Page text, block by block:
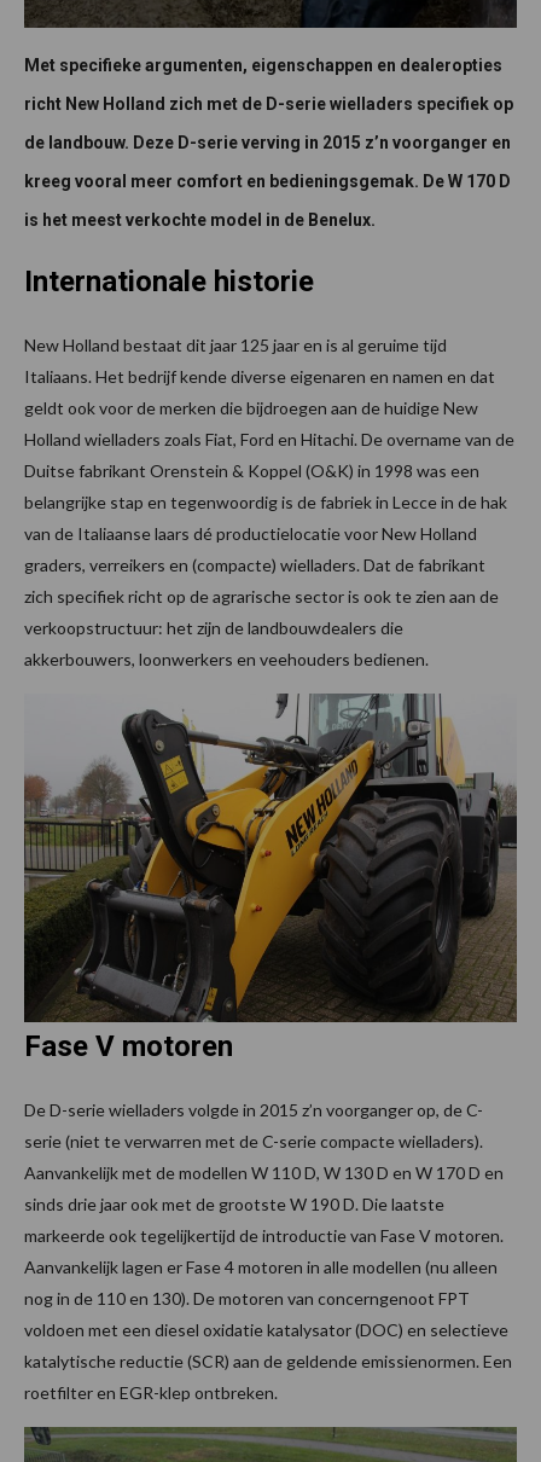
Met specifieke argumenten, eigenschappen en dealeropties
richt New Holland zich met de D-serie wielladers specifiek op
de landbouw. Deze D-serie verving in 2015 z’n voorganger en
kreeg vooral meer comfort en bedieningsgemak. De W 170 D
is het meest verkochte model in de Benelux.
Internationale historie
New Holland bestaat dit jaar 125 jaar en is al geruime tijd
Italiaans. Het bedrijf kende diverse eigenaren en namen en dat
geldt ook voor de merken die bijdroegen aan de huidige New
Holland wielladers zoals Fiat, Ford en Hitachi. De overname van de
Duitse fabrikant Orenstein & Koppel (O&K) in 1998 was een
belangrijke stap en tegenwoordig is de fabriek in Lecce in de hak
van de Italiaanse laars dé productielocatie voor New Holland
graders, verreikers en (compacte) wielladers. Dat de fabrikant
zich specifiek richt op de agrarische sector is ook te zien aan de
verkoopstructuur: het zijn de landbouwdealers die
akkerbouwers, loonwerkers en veehouders bedienen.
Fase V motoren
De D-serie wielladers volgde in 2015 z’n voorganger op, de C-
serie (niet te verwarren met de C-serie compacte wielladers).
Aanvankelijk met de modellen W 110 D, W 130 D en W 170 D en
sinds drie jaar ook met de grootste W 190 D. Die laatste
markeerde ook tegelijkertijd de introductie van Fase V motoren.
Aanvankelijk lagen er Fase 4 motoren in alle modellen (nu alleen
nog in de 110 en 130). De motoren van concerngenoot FPT
voldoen met een diesel oxidatie katalysator (DOC) en selectieve
katalytische reductie (SCR) aan de geldende emissienormen. Een
roetfilter en EGR-klep ontbreken.